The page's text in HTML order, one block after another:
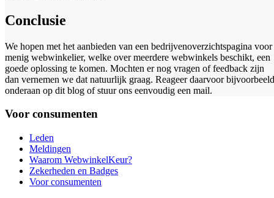
Conclusie
We hopen met het aanbieden van een bedrijvenoverzichtspagina voor
menig webwinkelier, welke over meerdere webwinkels beschikt, een
goede oplossing te komen. Mochten er nog vragen of feedback zijn
dan vernemen we dat natuurlijk graag. Reageer daarvoor bijvoorbeeld
onderaan op dit blog of stuur ons eenvoudig een mail.
Voor consumenten
Leden
Meldingen
Waarom WebwinkelKeur?
Zekerheden en Badges
Voor consumenten